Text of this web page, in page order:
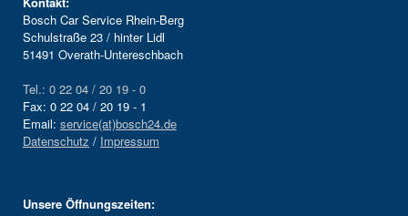
Bosch Car Service Rhein-Berg
Schulstraße 23 / hinter Lidl
51491 Overath-Untereschbach
Tel.: 0 22 04 / 20 19 - 0
Fax: 0 22 04 / 20 19 - 1
Email: service(at)bosch24.de
Datenschutz / Impressum
Unsere Öffnungszeiten: